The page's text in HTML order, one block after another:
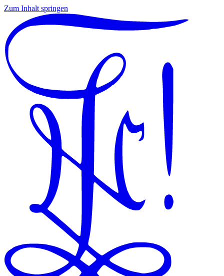
Zum Inhalt springen